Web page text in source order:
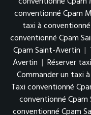
conventionné Cpam
taxi à
conventionné Cpam
Cpam Saint-Avertin |
Avertin | Réserver
Commander un taxi
Taxi conventionné
conventionné Cpam
conventionné Cpam